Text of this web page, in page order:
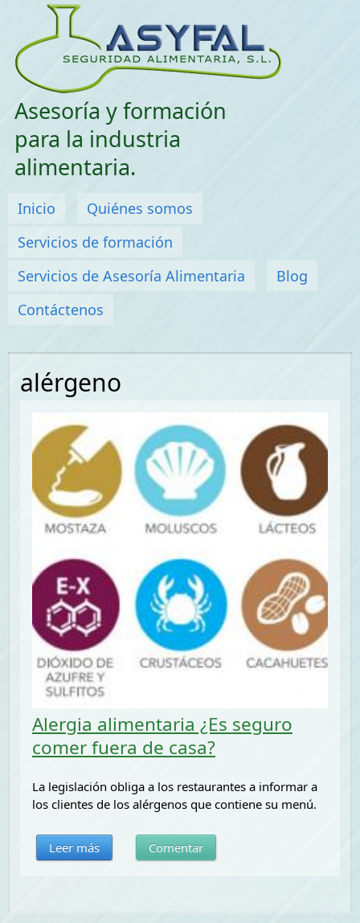
Asesoría y formación
para la industria
alimentaria.
Menú principal
Inicio
Quiénes somos
Servicios de formación
Servicios de Asesoría Alimentaria
Blog
Contáctenos
alérgeno
Alergia alimentaria ¿Es seguro
comer fuera de casa?
La legislación obliga a los restaurantes a informar a
los clientes de los alérgenos que contiene su menú.
Leer más Comentar